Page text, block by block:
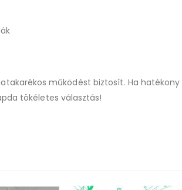
működést biztosít. Ha
tökéletes választás!